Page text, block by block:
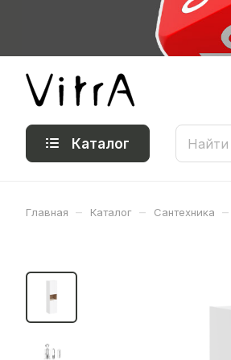
Каталог
Главная – Каталог – Сантехника –